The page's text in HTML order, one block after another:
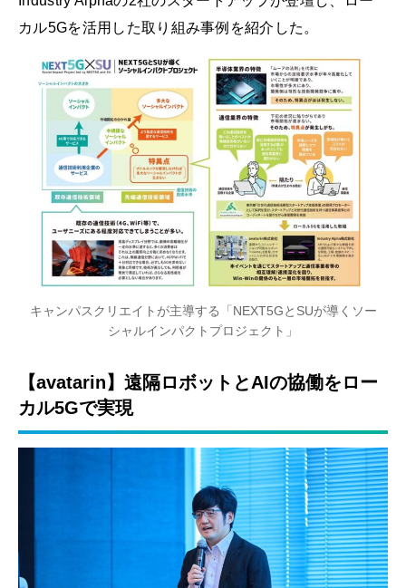
カル5Gを活用した取り組み事例を紹介した。
キャンパスクリエイトが主導する「NEXT5GとSUが導くソー
シャルインパクトプロジェクト」
【avatarin】遠隔ロボットとAIの協働をロー
カル5Gで実現